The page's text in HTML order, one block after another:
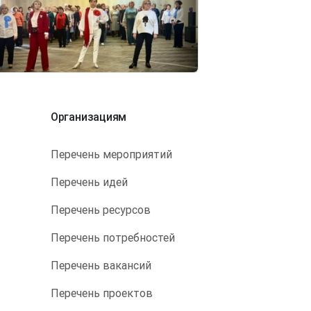
Организациям
Перечень мероприятий
Перечень идей
Перечень ресурсов
Перечень потребностей
Перечень вакансий
Перечень проектов